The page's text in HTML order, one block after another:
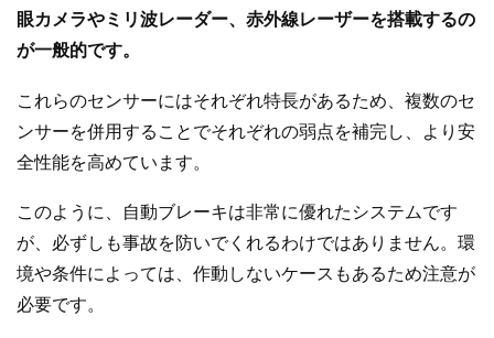
眼カメラやミリ波レーダー、赤外線レーザーを搭載するの
が一般的です。
これらのセンサーにはそれぞれ特長があるため、複数のセ
ンサーを併用することでそれぞれの弱点を補完し、より安
全性能を高めています。
このように、自動ブレーキは非常に優れたシステムです
が、必ずしも事故を防いでくれるわけではありません。環
境や条件によっては、作動しないケースもあるため注意が
必要です。